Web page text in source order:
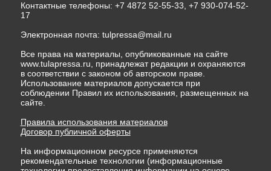
Контактные телефоны: +7 4872 52-55-33, +7 930-074-52-
17
Электронная почта: tulpressa@mail.ru
Все права на материалы, опубликованные на сайте
www.tulapressa.ru, принадлежат редакции и охраняются
в соответствии с законом об авторском праве.
Использование материалов допускается при
соблюдении Правил их использования, размещенных на
сайте.
Правила использования материалов
Договор публичной оферты
На информационном ресурсе применяются
рекомендательные технологии (информационные